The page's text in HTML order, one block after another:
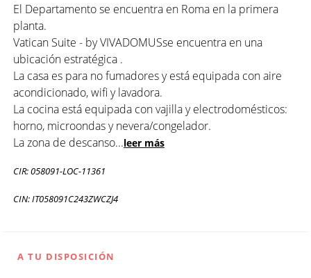
El Departamento se encuentra en Roma en la primera
planta.
Vatican Suite - by VIVADOMUSse encuentra en una
ubicación estratégica .
La casa es para no fumadores y está equipada con aire
acondicionado, wifi y lavadora.
La cocina está equipada con vajilla y electrodomésticos:
horno, microondas y nevera/congelador.
La zona de descanso...leer más
CIR: 058091-LOC-11361
CIN: IT058091C243ZWCZJ4
A TU DISPOSICIÓN